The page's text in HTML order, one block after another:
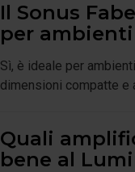
Il Sonus
per
Sì, è ideale per
dimensioni compatte e
Quali
bene al